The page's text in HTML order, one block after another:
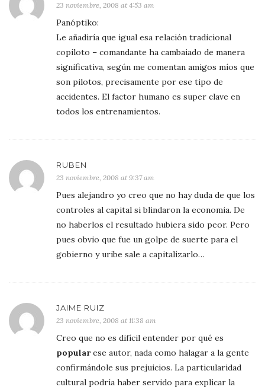
23 noviembre, 2008 at 4:53 am
Panóptiko:
Le añadiría que igual esa relación tradicional
copiloto – comandante ha cambaiado de manera
significativa, según me comentan amigos míos que
son pilotos, precisamente por ese tipo de
accidentes. El factor humano es super clave en
todos los entrenamientos.
RUBEN
23 noviembre, 2008 at 9:37 am
Pues alejandro yo creo que no hay duda de que los
controles al capital si blindaron la economia. De
no haberlos el resultado hubiera sido peor. Pero
pues obvio que fue un golpe de suerte para el
gobierno y uribe sale a capitalizarlo…
JAIME RUIZ
23 noviembre, 2008 at 11:38 am
Creo que no es difícil entender por qué es
popularese autor, nada como halagar a la gente
confirmándole sus prejuicios. La particularidad
cultural podría haber servido para explicar la